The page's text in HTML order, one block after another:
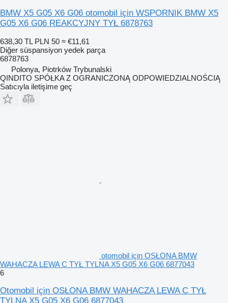
BMW X5 G05 X6 G06 otomobil için WSPORNIK BMW X5
G05 X6 G06 REAKCYJNY TYŁ 6878763
638,30 TL PLN 50 ≈ €11,61
Diğer süspansiyon yedek parça
6878763
Polonya, Piotrków Trybunalski
QINDITO SPÓŁKA Z OGRANICZONĄ ODPOWIEDZIALNOŚCIĄ
Satıcıyla iletişime geç
otomobil için OSŁONA BMW
WAHACZA LEWA C TYŁ TYLNA X5 G05 X6 G06 6877043
6
Otomobil için OSŁONA BMW WAHACZA LEWA C TYŁ
TYLNA X5 G05 X6 G06 6877043